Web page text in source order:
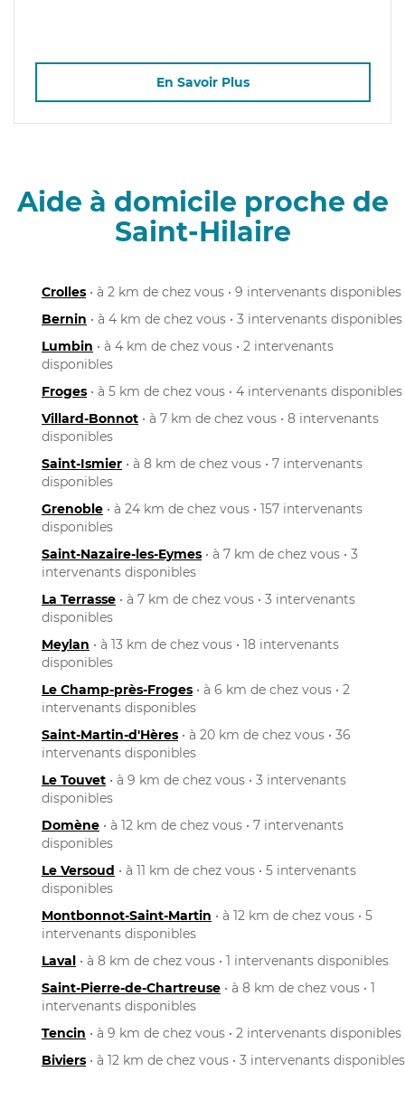
En Savoir Plus
Aide à domicile proche de
Saint-Hilaire
Crolles • à 2 km de chez vous • 9 intervenants disponibles
Bernin • à 4 km de chez vous • 3 intervenants disponibles
Lumbin • à 4 km de chez vous • 2 intervenants
disponibles
Froges • à 5 km de chez vous • 4 intervenants disponibles
Villard-Bonnot • à 7 km de chez vous • 8 intervenants
disponibles
Saint-Ismier • à 8 km de chez vous • 7 intervenants
disponibles
Grenoble • à 24 km de chez vous • 157 intervenants
disponibles
Saint-Nazaire-les-Eymes • à 7 km de chez vous • 3
intervenants disponibles
La Terrasse • à 7 km de chez vous • 3 intervenants
disponibles
Meylan • à 13 km de chez vous • 18 intervenants
disponibles
Le Champ-près-Froges • à 6 km de chez vous • 2
intervenants disponibles
Saint-Martin-d'Hères • à 20 km de chez vous • 36
intervenants disponibles
Le Touvet • à 9 km de chez vous • 3 intervenants
disponibles
Domène • à 12 km de chez vous • 7 intervenants
disponibles
Le Versoud • à 11 km de chez vous • 5 intervenants
disponibles
Montbonnot-Saint-Martin • à 12 km de chez vous • 5
intervenants disponibles
Laval • à 8 km de chez vous • 1 intervenants disponibles
Saint-Pierre-de-Chartreuse • à 8 km de chez vous • 1
intervenants disponibles
Tencin • à 9 km de chez vous • 2 intervenants disponibles
Biviers • à 12 km de chez vous • 3 intervenants disponibles